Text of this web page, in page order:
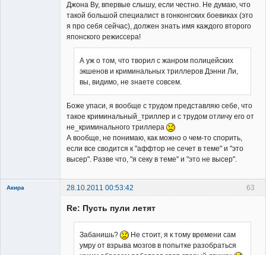
Джона Ву, впервые слышу, если честно. Не думаю, что
такой большой специалист в гонконгских боевиках (это
я про себя сейчас), должен знать имя каждого второго
японского режиссера!
А уж о том, что творил с жанром полицейских
экшенов и криминальных триллеров Дэнни Ли,
вы, видимо, не знаете совсем.
Боже упаси, я вообще с трудом представляю себе, что
такое криминальный_триллер и с трудом отличу его от
не_криминального триллера
А вообще, не понимаю, как можно о чем-то спорить,
если все сводится к "аффтор не сечет в теме" и "это
высер". Разве что, "я секу в теме" и "это не высер".
63
Акира 28.10.2011 00:53:42
Re: Пусть пули летят
Забанишь?
Не стоит, я к тому времени сам
умру от взрыва мозгов в попытке разобраться